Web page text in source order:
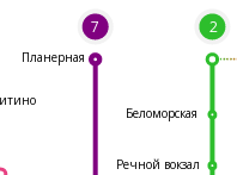
7 2
Планерная
Речной вокзал
Беломорская